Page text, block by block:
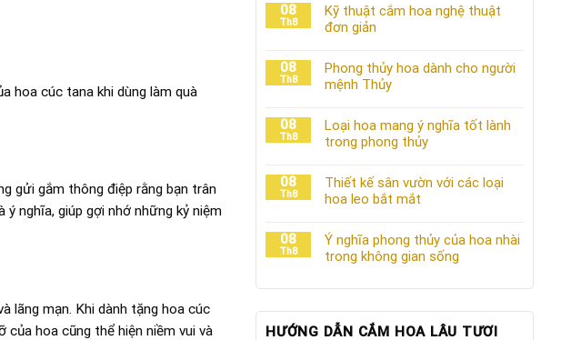
hoa cúc tana khi dùng làm quà
gửi gắm thông điệp rằng bạn trân
nghĩa, giúp gợi nhớ những kỷ niệm
lãng mạn. Khi dành tặng hoa cúc
hoa cũng thể hiện niềm vui và
08
Th8
Kỹ thuật cắm hoa nghệ thuật
đơn giản
08
Th8
Phong thủy hoa dành cho người
mệnh Thủy
08
Th8
Loại hoa mang ý nghĩa tốt lành
trong phong thủy
08
Th8
Thiết kế sân vườn với các loại
hoa leo bắt mắt
08
Th8
Ý nghĩa phong thủy của hoa nhài
trong không gian sống
HƯỚNG DẪN CẮM HOA LÂU TƯƠI